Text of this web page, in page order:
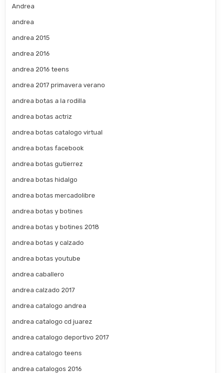
Andrea
andrea
andrea 2015
andrea 2016
andrea 2016 teens
andrea 2017 primavera verano
andrea botas a la rodilla
andrea botas actriz
andrea botas catalogo virtual
andrea botas facebook
andrea botas gutierrez
andrea botas hidalgo
andrea botas mercadolibre
andrea botas y botines
andrea botas y botines 2018
andrea botas y calzado
andrea botas youtube
andrea caballero
andrea calzado 2017
andrea catalogo andrea
andrea catalogo cd juarez
andrea catalogo deportivo 2017
andrea catalogo teens
andrea catalogos 2016